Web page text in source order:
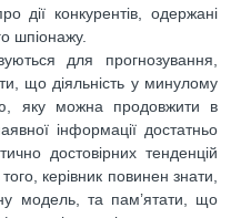
дії конкурентів, одержані
шпіонажу.
для прогнозування,
що діяльність у минулому
яку можна продовжити в
інформації достатньо
достовірних тенденцій
керівник повинен знати,
модель, та пам’ятати, що